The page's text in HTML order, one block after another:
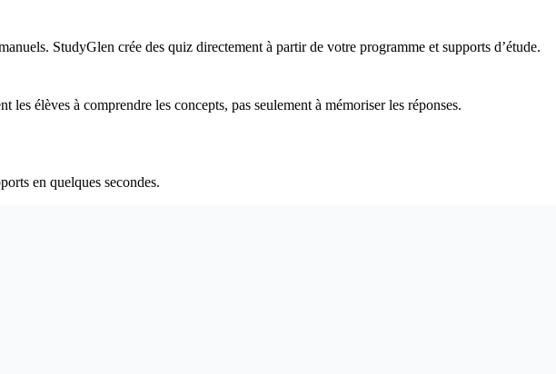
StudyGlen crée des quiz directement à partir de votre programme et supports d’étude.
élèves à comprendre les concepts, pas seulement à mémoriser les réponses.
en quelques secondes.